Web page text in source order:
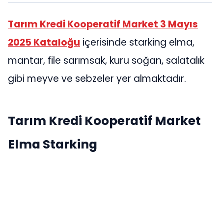
Tarım Kredi Kooperatif Market 3 Mayıs
2025 Kataloğu içerisinde starking elma,
mantar, file sarımsak, kuru soğan, salatalık
gibi meyve ve sebzeler yer almaktadır.
Tarım Kredi Kooperatif Market
Elma Starking